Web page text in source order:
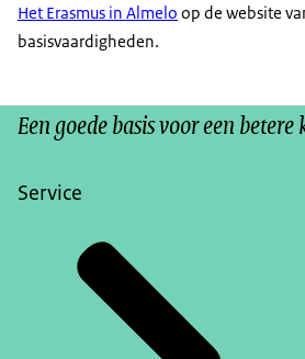
Het Erasmus in Almelo op de website
basisvaardigheden.
Een goede basis voor een betere
Service